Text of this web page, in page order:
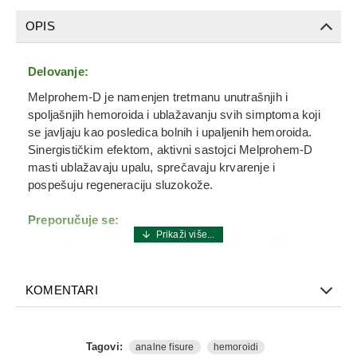
OPIS
Delovanje:
Melprohem-D je namenjen tretmanu unutrašnjih i
spoljašnjih hemoroida i ublažavanju svih simptoma koji
se javljaju kao posledica bolnih i upaljenih hemoroida.
Sinergističkim efektom, aktivni sastojci Melprohem-D
masti ublažavaju upalu, sprečavaju krvarenje i
pospešuju regeneraciju sluzokože.
Preporučuje se:
u tretmanu unutrašnjih i spoljašnjih hemoroida
Hypericum perforatum oil, Calendula officinalis oil, Olea
KOMENTARI
Tagovi: analne fisure hemoroidi